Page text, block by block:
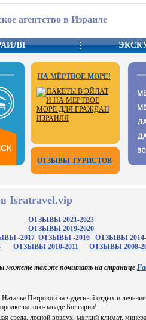
агентство в Израиле
НА МЁРТВОЕ МОРЕ!
ОТЗЫВЫ ТУРИСТОВ
Isratravel.vip
ОТЗЫВЫ 2021-2023
ОТЗЫВЫ 2019-2020
-2017 ОТЗЫВЫ -2016 ОТЗЫВЫ 2014-
ОТЗЫВЫ 2010-2011 ОТЗЫВЫ 2008-
можете так же почитать на странице
Петровой за чудесный отдых и
на юго-западе Болгарии!
среда, лесной воздух, мягкий климат,